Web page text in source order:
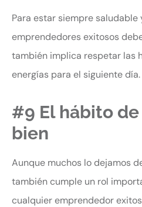
Para estar siempre
emprendedores exitosos
también implica respetar las
energías para el siguiente día.
#9 El hábito
bien
Aunque muchos lo dejamos
también cumple un rol
cualquier emprendedor